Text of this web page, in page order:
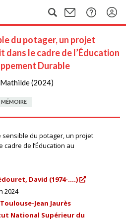
du potager, un projet
le cadre de l’Éducation
Durable
(2024)
MÉMOIRE
sensible du potager, un projet
de l’Éducation au
David (1974-....)
2024
Jean Jaurès
National Supérieur du